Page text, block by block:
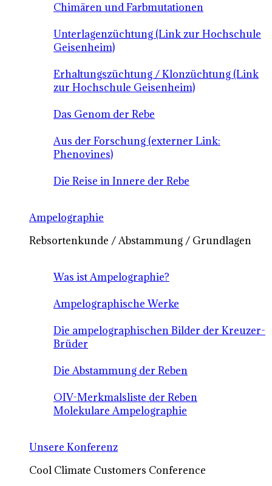
Chimären und Farbmutationen
Unterlagenzüchtung (Link zur Hochschule
Geisenheim)
Erhaltungszüchtung / Klonzüchtung (Link
zur Hochschule Geisenheim)
Das Genom der Rebe
Aus der Forschung (externer Link:
Phenovines)
Die Reise in Innere der Rebe
Ampelographie
Rebsortenkunde / Abstammung / Grundlagen
Was ist Ampelographie?
Ampelographische Werke
Die ampelographischen Bilder der Kreuzer-
Brüder
Die Abstammung der Reben
OIV-Merkmalsliste der Reben
Molekulare Ampelographie
Unsere Konferenz
Cool Climate Customers Conference